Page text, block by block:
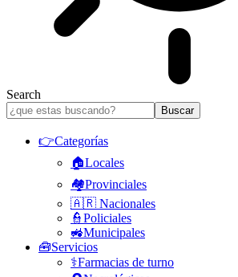
Search
👉Categorías
🏠Locales
🏘️Provinciales
🇦🇷 Nacionales
👮Policiales
🚜Municipales
🧰Servicios
⚕️Farmacias de turno